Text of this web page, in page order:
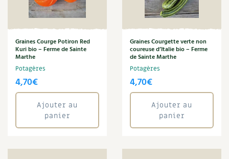
Société et alternatives
Protéger la nature
Autonomie
Enfants
Actions pour la planète
Graines Courge Potiron Red
Kuri bio – Ferme de Sainte
Marthe
Potagères
4,70€
Ajouter au
panier
Graines Courgette verte non
coureuse d’Italie bio – Ferme
de Sainte Marthe
Potagères
4,70€
Ajouter au
panier